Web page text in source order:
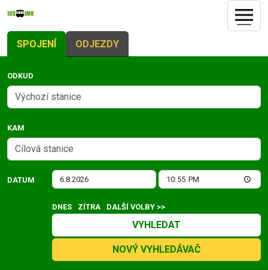
SPOJENÍ ODJEZDY
ODKUD
KAM
DATUM
DNES ZÍTRA DALŠÍ VOLBY >>
VYHLEDAT
NOVÝ VYHLEDÁVAČ